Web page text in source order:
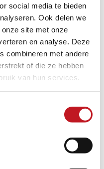
social media te bieden
Ook delen we
site met onze
en analyse. Deze
combineren met andere
of die ze hebben
van hun services.
1/8